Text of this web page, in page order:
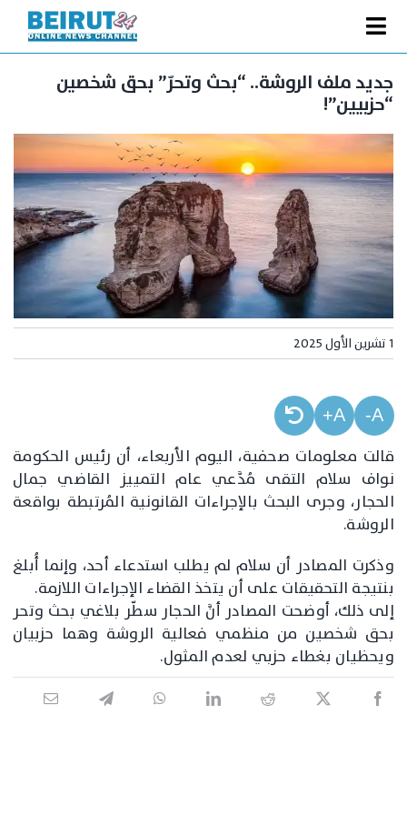
content
Toggle
Navigation
الصفحة الرئيسية
سياسة
اقتصاد
فنّ
رياضة
متفرقات
Podcast
من نحن
جديد ملف الروشة.. “بحث وتحرّ” بحق شخصين
“حزبيين”!
1 تشرين الأول 2025
A-
A+
قالت معلومات صحفية، اليوم الأربعاء، أن رئيس الحكومة
نواف سلام التقى مُدَّعي عام التمييز القاضي جمال
الحجار، وجرى البحث بالإجراءات القانونية المُرتبطة بواقعة
الروشة.
وذكرت المصادر أن سلام لم يطلب استدعاء أحد، وإنما أُبلغ
بنتيجة التحقيقات على أن يتخذ القضاء الإجراءات اللازمة.
إلى ذلك، أوضحت المصادر أنَّ الحجار سطّر بلاغي بحث وتحر
بحق شخصين من منظمي فعالية الروشة وهما حزبيان
ويحظيان بغطاء حزبي لعدم المثول.